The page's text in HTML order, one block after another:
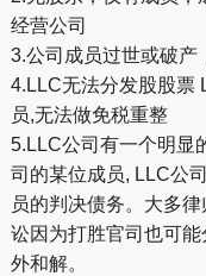
经营公司
3.公司成员过世或破产
4.LLC无法分发股股票
员,无法做免税重整
5.LLC公司有一个明显
司的某位成员, LLC公
员的判决债务。大多
讼因为打胜官司也可
外和解。